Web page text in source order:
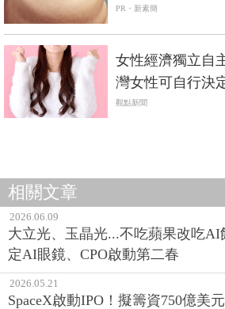
PR・新素簡
女性經濟獨立自
灣女性可自行決
觀點新聞
相關文章
2026.06.09
大立光、玉晶光...不吃蘋果改吃
定AI眼鏡、CPO啟動第二春
2026.05.21
SpaceX啟動IPO！擬籌資750億美